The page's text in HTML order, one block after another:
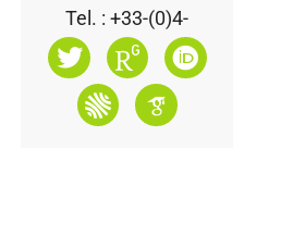
Tel. : +33-(0)4-